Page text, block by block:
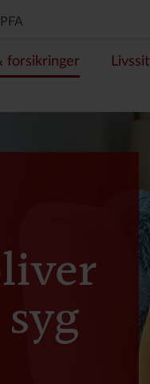
forsikringer